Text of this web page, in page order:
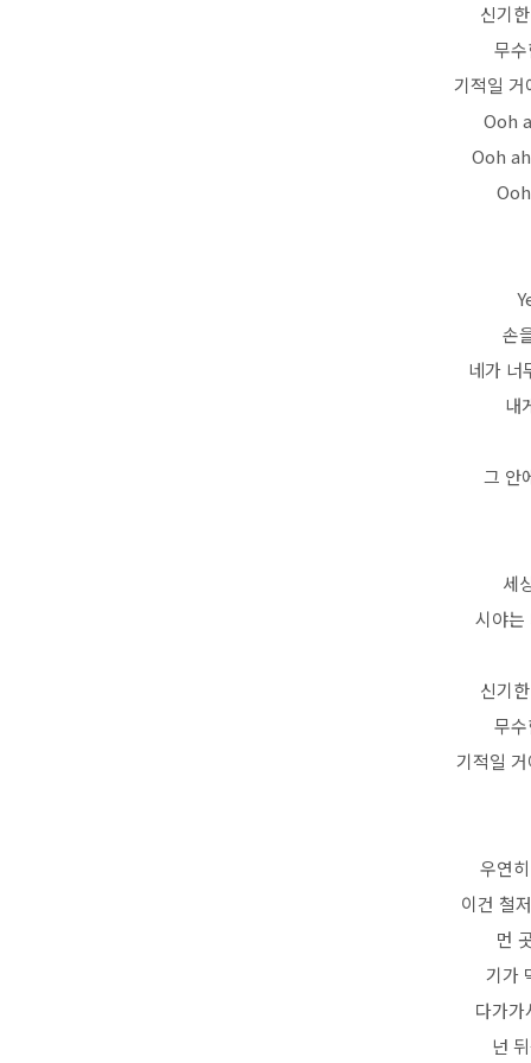
신기
무
기적일 거
Ooh
Ooh
손
네가 너
내
그 안
세
시야는
신기
무
기적일
우연
이건 철
먼
기가
다가가
넌